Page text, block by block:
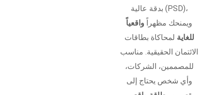
بدقة عالية (PSD)،
ويمنحك مظهراً واقعياً
للغاية لمحاكاة بطاقات
الائتمان الحقيقية. مناسب
للمصممين، الشركات،
وأي شخص يحتاج إلى